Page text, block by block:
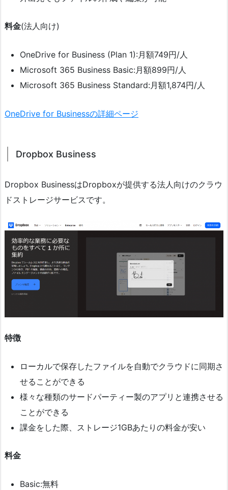
料金(法人向け)
OneDrive for Business (Plan 1):月額749円/人
Microsoft 365 Business Basic:月額899円/人
Microsoft 365 Business Standard:月額1,874円/人
OneDrive for Businessの詳細ページ
Dropbox Business
Dropbox BusinessはDropboxが提供する法人向けのクラウ
ドストレージサービスです。
特徴
ローカルで保存したファイルを自動でクラウドに同期さ
せることができる
様々な種類のサードパーティー製のアプリと連携させる
ことができる
課金をした際、ストレージ1GBあたりの料金が安い
料金
Basic:無料